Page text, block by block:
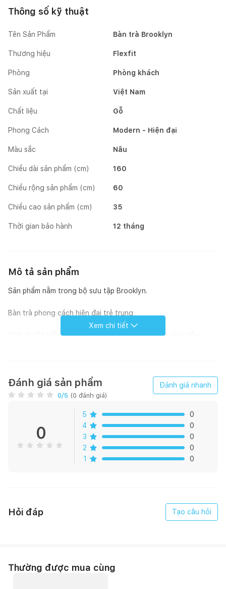
Thông số kỹ thuật
Tên Sản Phẩm Bàn trà Brooklyn
Thương hiệu Flexfit
Phòng Phòng khách
Sản xuất tại Việt Nam
Chất liệu Gỗ
Phong Cách Modern - Hiện đại
Màu sắc Nâu
Chiều dài sản phẩm (cm) 160
Chiều rộng sản phẩm (cm) 60
Chiều cao sản phẩm (cm) 35
Thời gian bảo hành 12 tháng
Mô tả sản phẩm
Sản phẩm nằm trong bộ sưu tập Brooklyn.
Bàn trà phong cách hiện đại trẻ trung
Kích thước kiểu dáng nhẹ nhàng tiết kiệm không gian sống
Vận chuyển và lăp đặt dễ dàng.
Xem chi tiết
Đánh giá sản phẩm
0/5 (0 đánh giá)
Đánh giá nhanh
0
5
0
4
0
3
0
2
0
1
0
Hỏi đáp Tạo câu hỏi
Thường được mua cùng